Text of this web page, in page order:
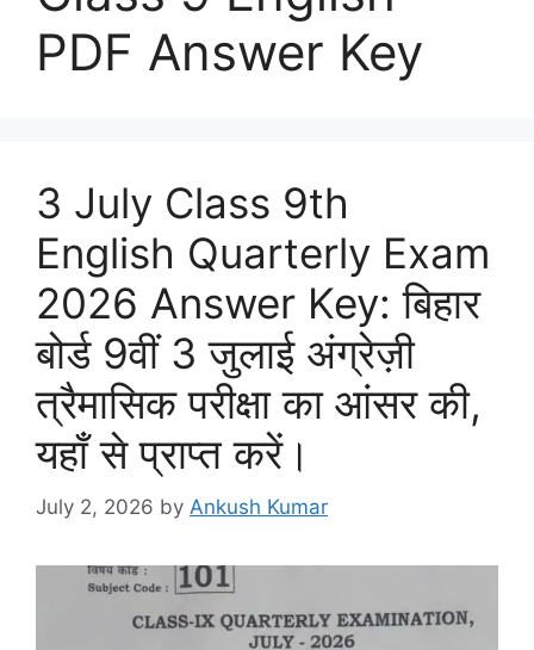
PDF Answer Key
3 July Class 9th
English Quarterly Exam
2026 Answer Key: बिहार
बोर्ड 9वीं 3 जुलाई अंग्रेज़ी
त्रैमासिक परीक्षा का आंसर की,
यहाँ से प्राप्त करें।
July 2, 2026 by Ankush Kumar